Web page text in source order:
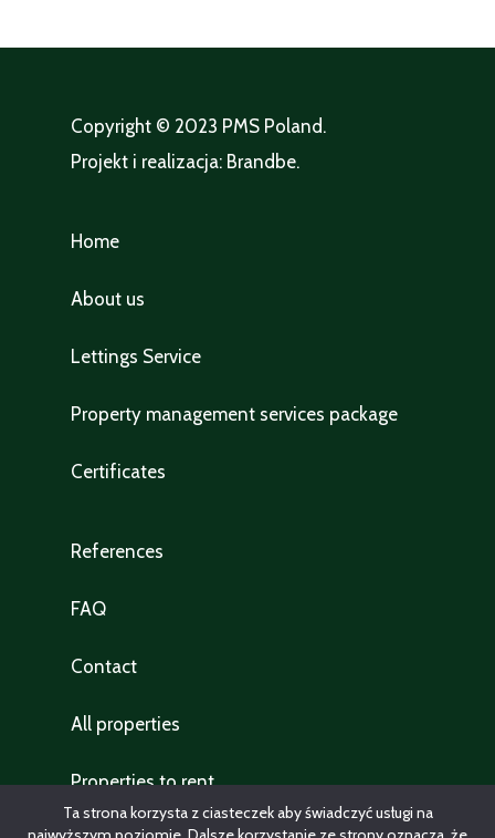
Copyright © 2023 PMS Poland.
Projekt i realizacja: Brandbe.
Home
About us
Lettings Service
Property management services package
Certificates
References
FAQ
Contact
All properties
Properties to rent
Ta strona korzysta z ciasteczek aby świadczyć usługi na